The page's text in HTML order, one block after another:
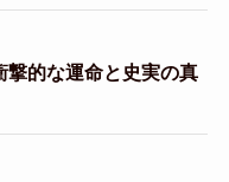
撃的な運命と史実の真